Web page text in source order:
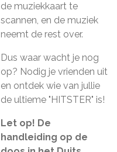
de muziekkaart te
scannen, en de muziek
neemt de rest over.
Dus waar wacht je nog
op? Nodig je vrienden uit
en ontdek wie van jullie
de ultieme "HITSTER" is!
Let op! De
handleiding op de